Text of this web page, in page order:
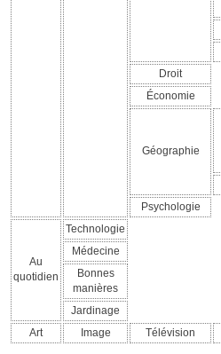
Droit
Économie
Géographie
Psychologie
Au
quotidien
Technologie
Médecine
Bonnes
manières
Jardinage
Art
Image Télévision